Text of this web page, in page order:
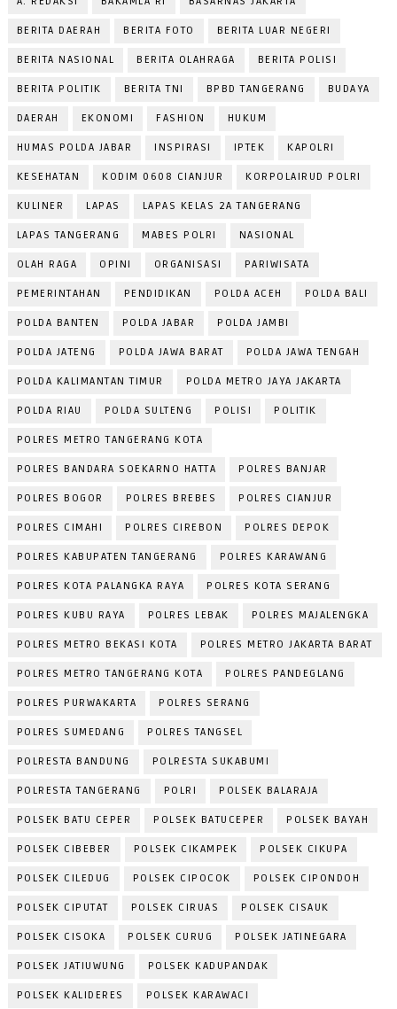
BERITA DAERAH BERITA FOTO BERITA LUAR NEGERI
BERITA NASIONAL BERITA OLAHRAGA BERITA POLISI
BERITA POLITIK BERITA TNI BPBD TANGERANG BUDAYA
DAERAH EKONOMI FASHION HUKUM
HUMAS POLDA JABAR INSPIRASI IPTEK KAPOLRI
KESEHATAN KODIM 0608 CIANJUR KORPOLAIRUD POLRI
KULINER LAPAS LAPAS KELAS 2A TANGERANG
LAPAS TANGERANG MABES POLRI NASIONAL
OLAH RAGA OPINI ORGANISASI PARIWISATA
PEMERINTAHAN PENDIDIKAN POLDA ACEH POLDA BALI
POLDA BANTEN POLDA JABAR POLDA JAMBI
POLDA JATENG POLDA JAWA BARAT POLDA JAWA TENGAH
POLDA KALIMANTAN TIMUR POLDA METRO JAYA JAKARTA
POLDA RIAU POLDA SULTENG POLISI POLITIK
POLRES METRO TANGERANG KOTA
POLRES BANDARA SOEKARNO HATTA POLRES BANJAR
POLRES BOGOR POLRES BREBES POLRES CIANJUR
POLRES CIMAHI POLRES CIREBON POLRES DEPOK
POLRES KABUPATEN TANGERANG POLRES KARAWANG
POLRES KOTA PALANGKA RAYA POLRES KOTA SERANG
POLRES KUBU RAYA POLRES LEBAK POLRES MAJALENGKA
POLRES METRO BEKASI KOTA POLRES METRO JAKARTA BARAT
POLRES METRO TANGERANG KOTA POLRES PANDEGLANG
POLRES PURWAKARTA POLRES SERANG
POLRES SUMEDANG POLRES TANGSEL
POLRESTA BANDUNG POLRESTA SUKABUMI
POLRESTA TANGERANG POLRI POLSEK BALARAJA
POLSEK BATU CEPER POLSEK BATUCEPER POLSEK BAYAH
POLSEK CIBEBER POLSEK CIKAMPEK POLSEK CIKUPA
POLSEK CILEDUG POLSEK CIPOCOK POLSEK CIPONDOH
POLSEK CIPUTAT POLSEK CIRUAS POLSEK CISAUK
POLSEK CISOKA POLSEK CURUG POLSEK JATINEGARA
POLSEK JATIUWUNG POLSEK KADUPANDAK
POLSEK KALIDERES POLSEK KARAWACI